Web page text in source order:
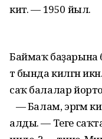
китә. — 1950 йыл.
Баймаҡ баҙарына
тә бында килгән
саҡ балалар
— Балам, эргәмә
алды. — Теге